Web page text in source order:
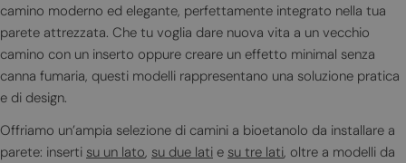
l
e
z
o
camino moderno ed elegante, perfettamente integrato nella tua
parete attrezzata. Che tu voglia dare nuova vita a un vecchio
camino con un inserto oppure creare un effetto minimal senza
canna fumaria, questi modelli rappresentano una soluzione pratica
e di design.
Offriamo un’ampia selezione di camini a bioetanolo da installare a
parete: inserti su un lato, su due lati e su tre lati, oltre a modelli da